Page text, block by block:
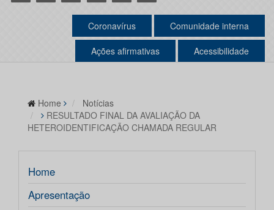
Coronavírus Comunidade interna
Ações afirmativas Acessibilidade
Home
Notícias
RESULTADO FINAL DA AVALIAÇÃO DA
HETEROIDENTIFICAÇÃO CHAMADA REGULAR
Home
Apresentação